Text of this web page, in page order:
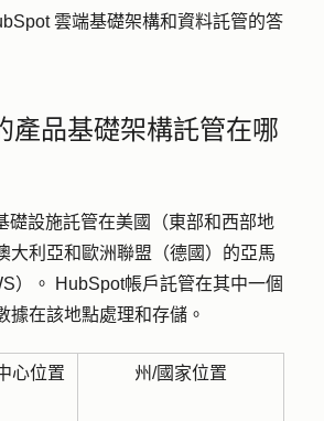
雲端基礎架構和資料託管的答
產品基礎架構託管在哪
礎設施託管在美國（東部和西部地
大利亞和歐洲聯盟（德國）的亞馬
）。 HubSpot帳戶託管在其中一個
據在該地點處理和存儲。
心位置 州/國家位置